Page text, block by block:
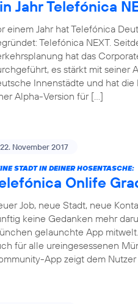
Jahr Telefónica
einem Jahr hat Telefónica
Telefónica NEXT.
hat das
es stärkt mit seiner
Innenstädte und hat die
Alpha-Version für […]
22. November 2017
STADT IN DEINER HOSENTASCHE:
Onlife
Job, neue Stadt, neue
keine Gedanken mehr
gelaunchte App
für alle ureingesessenen
App zeigt dem